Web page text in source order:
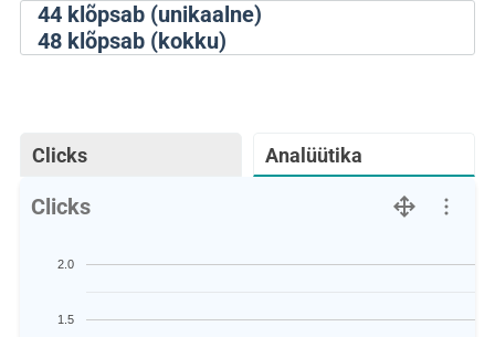
44klõpsab (unikaalne)
48klõpsab (kokku)
Clicks Analüütika
Clicks
1.5
2.0